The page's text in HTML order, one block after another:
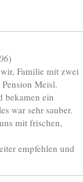
)
Familie mit zwei
Meisl.
bekamen ein
war sehr sauber.
mit frischen,
empfehlen und